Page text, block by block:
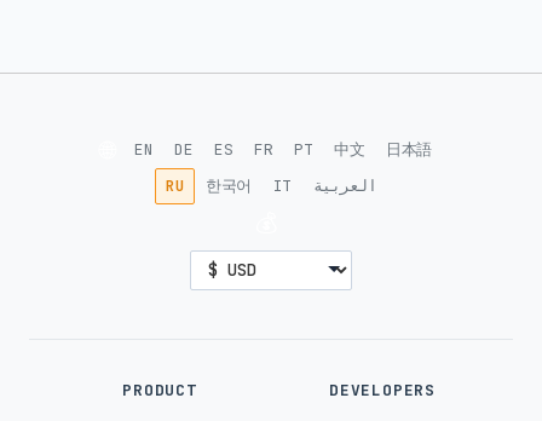
EN DE ES FR PT 中文
日本語
RU
한국어 IT العربية
PRODUCT DEVELOPERS